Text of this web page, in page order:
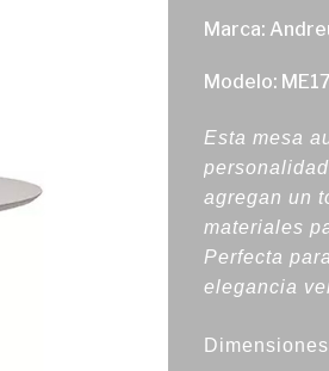
Marca:
Modelo:
Esta mesa
agregan un
materiales
Perfecta
elegancia